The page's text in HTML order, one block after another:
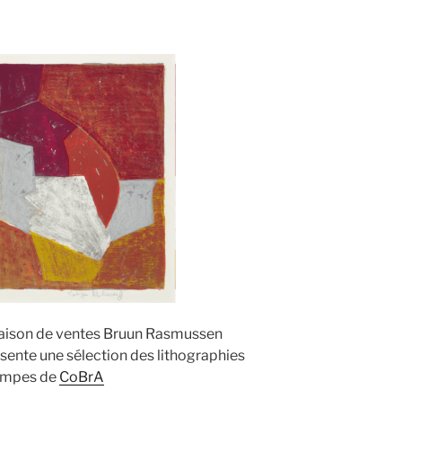
de ventes Bruun Rasmussen
une sélection des lithographies
de CoBrA